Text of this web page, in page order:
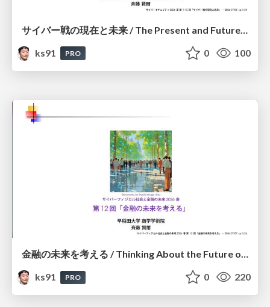
ks91
PRO 0 100
金融の未来を考える / Thinking About the Future of Finance
ks91
PRO 0 220